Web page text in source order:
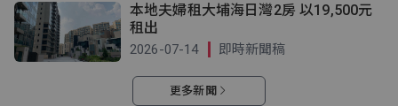
本地夫婦租大埔海日灣2房 以19,500元
租出
2026-07-14 即時新聞稿
更多新聞